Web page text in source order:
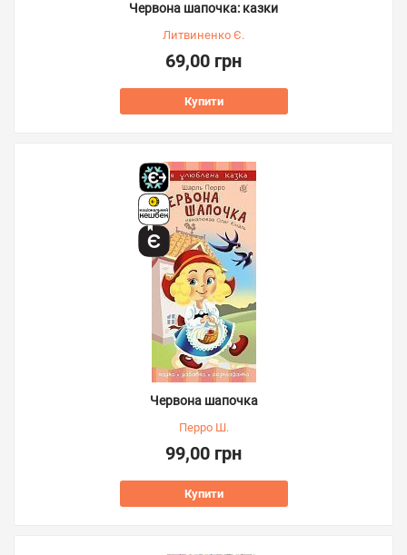
Червона шапочка: казки
Литвиненко Є.
69,00 грн
Купити
Червона шапочка
Перро Ш.
99,00 грн
Купити